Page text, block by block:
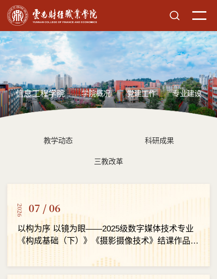
信息工程学院 学院概况 党建工作 专业建设
教学动态 科研成果
三教改革
2026 07 / 06
以构为序 以镜为眼——2025级数字媒体技术专业
《构成基础（下）》《摄影摄像技术》结课作品展
正式开幕